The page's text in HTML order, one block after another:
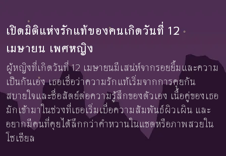
เปิดมิติแห่งรักแท้ของคนเกิดวันที่ 12
เมษายน เพศหญิง
ผู้หญิงที่เกิดวันที่ 12 เมษายนมีเสน่ห์จากรอยยิ้มและความ
เป็นกันเอง เธอเชื่อว่าความรักแท้เริ่มจากการคุยกัน
สบายใจและซื่อสัตย์ต่อความรู้สึกของตัวเอง เนื้อคู่ของเธอ
มักเข้ามาในช่วงที่เธอเริ่มเบื่อความสัมพันธ์ผิวเผิน และ
อยากมีคนที่คุยได้ลึกกว่าคำหวานในแชตหรือภาพสวยใน
โซเชียล